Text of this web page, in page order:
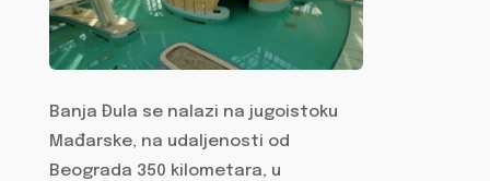
Banja Đula se nalazi na jugoistoku
Mađarske, na udaljenosti od
Beograda 350 kilometara, u